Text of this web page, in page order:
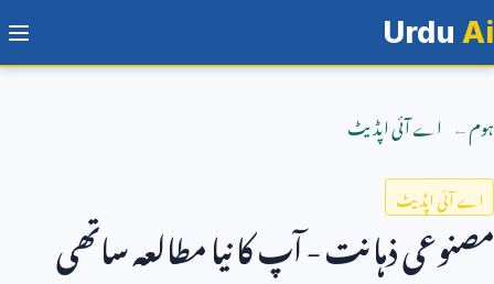
Urdu Ai
ہوم اے آئی اپڈیٹ
اے آئی اپڈیٹ
مصنوعی ذہانت - آپ کا نیا مطالعہ ساتھی